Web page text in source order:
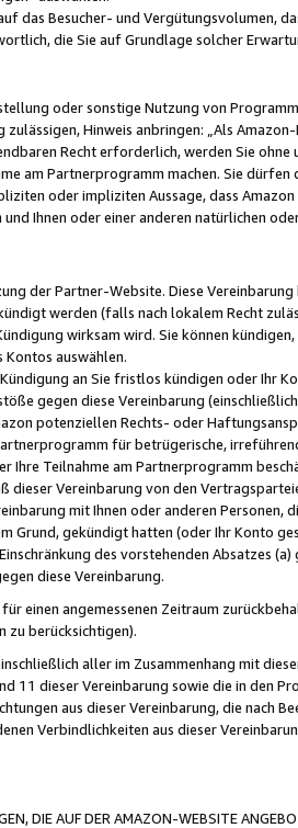
das Besucher- und Vergütungsvolumen,
die Sie auf Grundlage solcher
oder sonstige Nutzung von
Hinweis anbringen: „Als
Recht erforderlich, werden Sie
am Partnerprogramm machen. Sie dürfen
oder impliziten Aussage, dass
Ihnen oder einer anderen natürlichen
der Partner-Website. Diese
werden (falls nach lokalem Recht
wirksam wird. Sie können
auswählen.
an Sie fristlos kündigen oder Ihr
gegen diese Vereinbarung
potenziellen Rechts- oder
für betrügerische,
Ihre Teilnahme am Partnerprogramm
dieser Vereinbarung von den
mit Ihnen oder anderen Personen,
Grund, gekündigt hatten (oder Ihr Konto
des vorstehenden Absatzes
diese Vereinbarung.
einen angemessenen Zeitraum
zu berücksichtigen).
aller im Zusammenhang mit
11 dieser Vereinbarung sowie die in den
aus dieser Vereinbarung, die nach
Verbindlichkeiten aus dieser
DIE AUF DER AMAZON-WEBSITE